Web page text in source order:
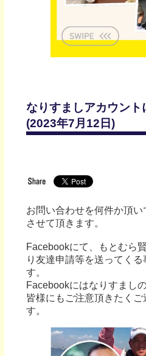
なりすましアカウント
(2023年7月12日)
お問い合わせを何件か頂
させて頂きます。
Facebookにて、もとむら
り友達申請等を送ってく
す。
Facebookにはなりすまし
皆様にもご注意頂きたくご
す。